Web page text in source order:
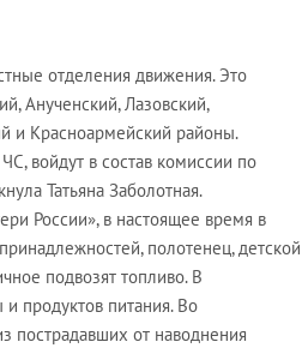
отделения движения. Это
Анученский, Лазовский,
и Красноармейский районы.
войдут в состав комиссии по
Татьяна Заболотная.
России», в настоящее время в
полотенец, детской
подвозят топливо. В
продуктов питания. Во
пострадавших от наводнения